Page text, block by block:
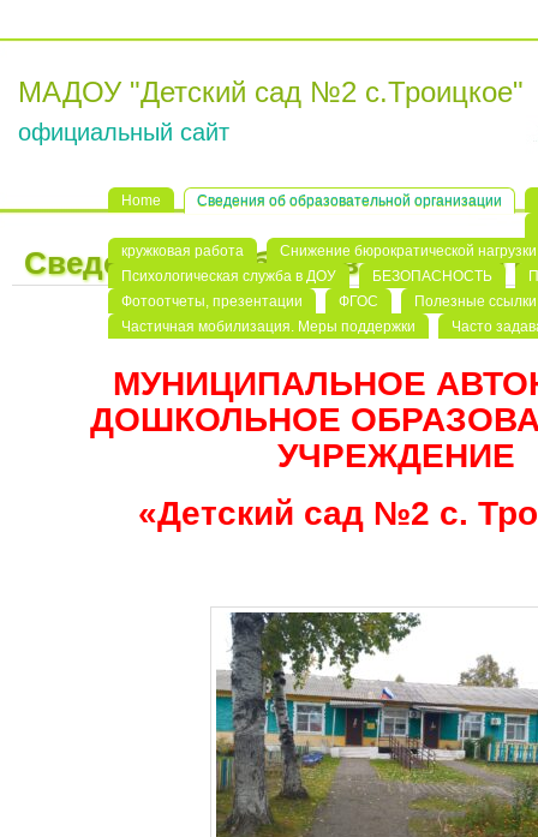
МАДОУ "Детский сад №2 с.Троицкое"
официальный сайт
Home Сведения об образовательной организации
кружковая работа
Снижение бюрократической
Психологическая служба в ДОУ
БЕЗОПАСНОСТЬ
Фотоотчеты, презентации
ФГОС
Полезные ссылки
Частичная мобилизация. Меры поддержки
Часто
Сведения об образовательной
МУНИЦИПАЛЬНОЕ
ДОШКОЛЬНОЕ
УЧРЕЖДЕНИЕ
«Детский сад №2 с.